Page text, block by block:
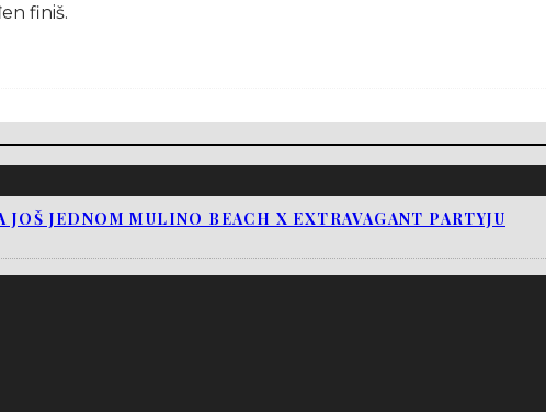
finiš.
JEDNOM MULINO BEACH X EXTRAVAGANT PARTYJU